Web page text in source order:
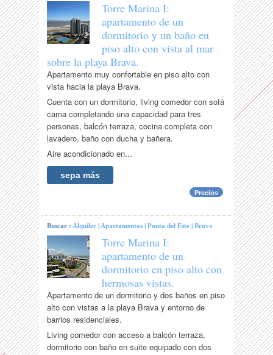
Torre Marina I:
apartamento de un
dormitorio y un baño en
piso alto con vista al mar
sobre la playa Brava.
Apartamento muy confortable en piso alto con
vista hacia la playa Brava.
Cuenta con un dormitorio, living comedor con sofá
cama completando una capacidad para tres
personas, balcón terraza, cocina completa con
lavadero, baño con ducha y bañera.
Aire acondicionado en...
sepa más
Precios
Buscar : Alquiler | Apartamentos |Punta del Este |Brava
Torre Marina I:
apartamento de un
dormitorio en piso alto con
hermosas vistas.
Apartamento de un dormitorio y dos baños en piso
alto con vistas a la playa Brava y entorno de
barrios residenciales.
Living comedor con acceso a balcón terraza,
dormitorio con baño en suite equipado con dos